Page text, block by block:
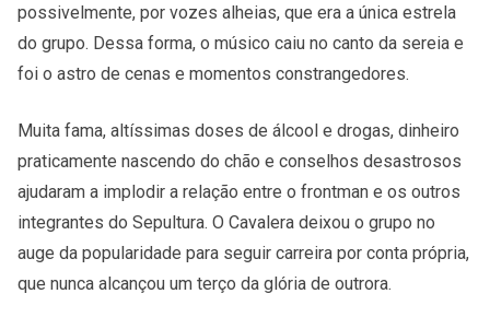
possivelmente, por vozes alheias, que era a única estrela
do grupo. Dessa forma, o músico caiu no canto da sereia e
foi o astro de cenas e momentos constrangedores.
Muita fama, altíssimas doses de álcool e drogas, dinheiro
praticamente nascendo do chão e conselhos desastrosos
ajudaram a implodir a relação entre o frontman e os outros
integrantes do Sepultura. O Cavalera deixou o grupo no
auge da popularidade para seguir carreira por conta própria,
que nunca alcançou um terço da glória de outrora.